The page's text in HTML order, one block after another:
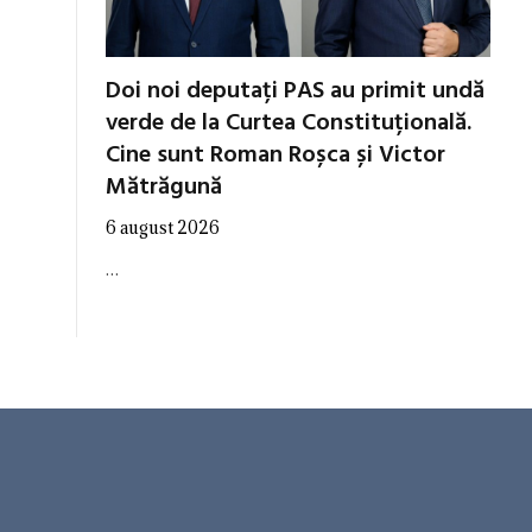
Doi noi deputați PAS au primit undă
verde de la Curtea Constituțională.
Cine sunt Roman Roșca și Victor
Mătrăgună
6 august 2026
…